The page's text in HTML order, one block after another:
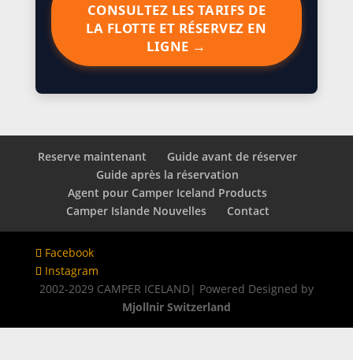
CONSULTEZ LES TARIFS DE
LA FLOTTE ET RÉSERVEZ EN
LIGNE →
Reserve maintenant
Guide avant de réserver
Guide après la réservation
Agent pour Camper Iceland Products
Camper Islande Nouvelles
Contact
Facebook
Instagram
2002-2029 CAMPER ICELAND| Powered Designed by
Mjollnir Switzerland